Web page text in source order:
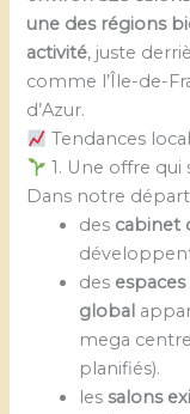
une des régions
activité, juste
comme l’Île-de-
d’Azur.
Tendances
1. Une offre qui
Dans notre
des cabinet
des
global
mega
planifiés).
lessalons